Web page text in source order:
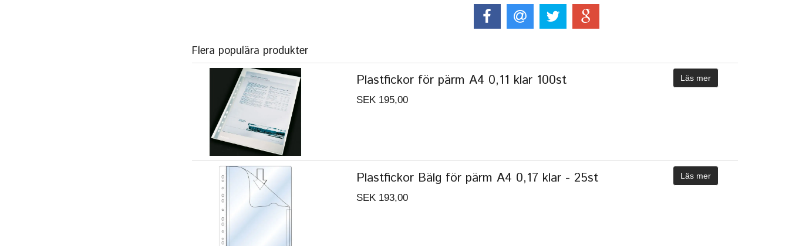
Flera populära produkter
Plastfickor för pärm A4 0,11 klar 100st
SEK 195,00
Läs mer
Plastfickor Bälg för pärm A4 0,17 klar - 25st
SEK 193,00
Läs mer